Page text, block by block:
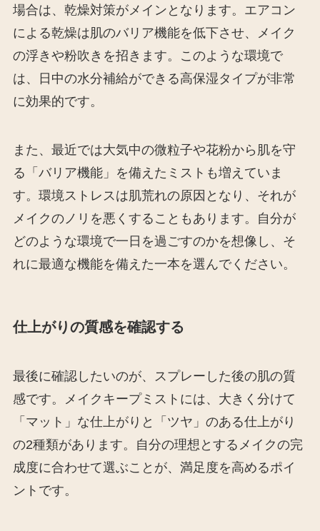
場合は、乾燥対策がメインとなります。エアコン
による乾燥は肌のバリア機能を低下させ、メイク
の浮きや粉吹きを招きます。このような環境で
は、日中の水分補給ができる高保湿タイプが非常
に効果的です。
また、最近では大気中の微粒子や花粉から肌を守
る「バリア機能」を備えたミストも増えていま
す。環境ストレスは肌荒れの原因となり、それが
メイクのノリを悪くすることもあります。自分が
どのような環境で一日を過ごすのかを想像し、そ
れに最適な機能を備えた一本を選んでください。
仕上がりの質感を確認する
最後に確認したいのが、スプレーした後の肌の質
感です。メイクキープミストには、大きく分けて
「マット」な仕上がりと「ツヤ」のある仕上がり
の2種類があります。自分の理想とするメイクの完
成度に合わせて選ぶことが、満足度を高めるポイ
ントです。